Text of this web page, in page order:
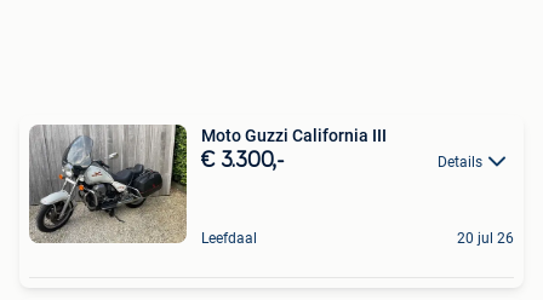
Moto Guzzi California III
€ 3.300,- Details
Leefdaal 20 jul 26